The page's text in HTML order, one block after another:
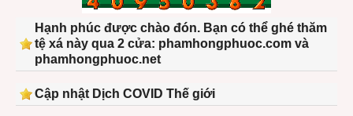
Hạnh phúc được chào đón. Bạn có thể ghé thăm
tệ xá này qua 2 cửa: phamhongphuoc.com và
phamhongphuoc.net
Cập nhật Dịch COVID Thế giới